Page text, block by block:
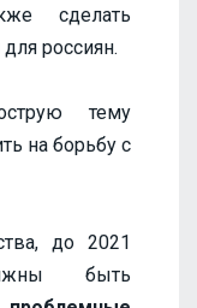
сделать
россиян.
тему
на борьбу с
до 2021
быть